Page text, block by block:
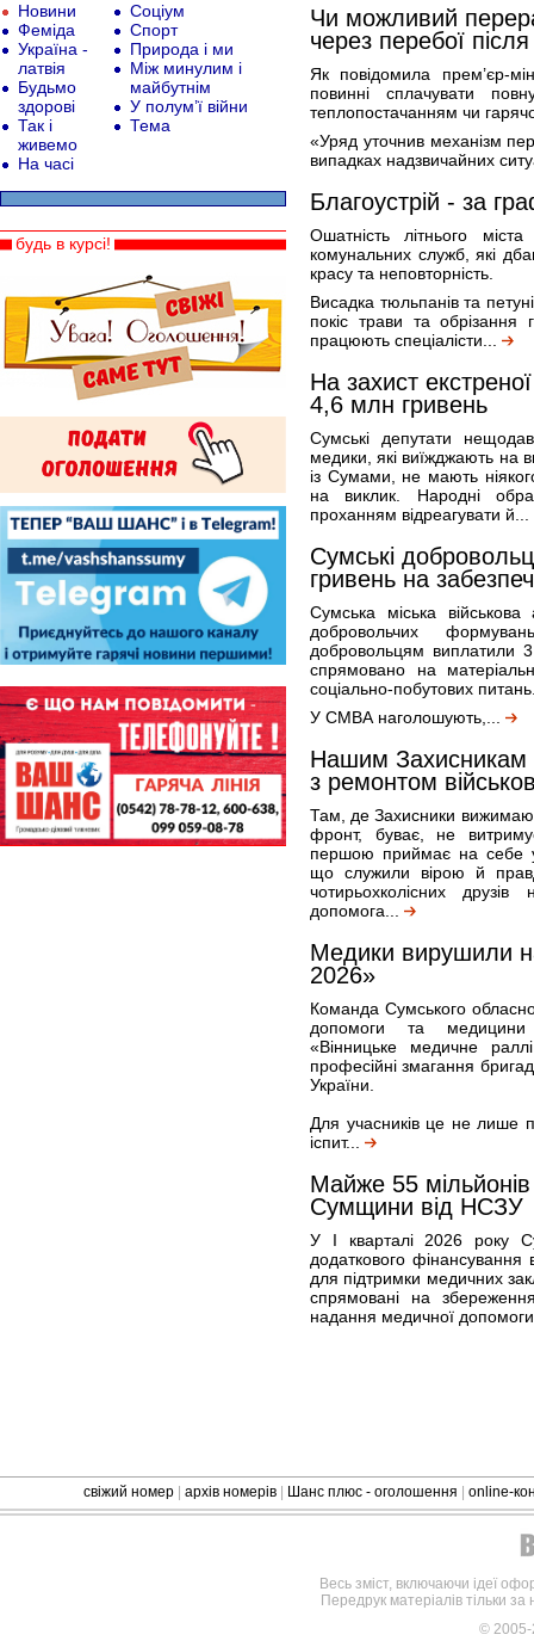
Чи можливий
через перебої після
Як повідомила прем’єр-
повинні сплачувати
теплопостачанням чи
«Уряд уточнив механізм
випадках надзвичайних
Благоустрій - за
Ошатність літнього
комунальних служб, які
красу та неповторність.
Висадка тюльпанів та
покіс трави та обрізання
працюють спеціалісти...
На захист
4,6 млн гривень
Сумські депутати
медики, які виїжджають на
із Сумами, не мають
на виклик. Народні
проханням відреагувати й...
Сумські
гривень на
Сумська міська військова
добровольчих
добровольцям виплатили
спрямовано на
соціально-побутових
У СМВА наголошують,...
Нашим Захисникам
з ремонтом
Там, де Захисники
фронт, буває, не
першою приймає на себе
що служили вірою й
чотирьохколісних
допомога...
Медики вирушили
2026»
Команда Сумського
допомоги та
«Вінницьке медичне
професійні змагання
України.
Для учасників це не лише
іспит...
Майже 55 мільйонів
Сумщини від НСЗУ
У І кварталі 2026 року
додаткового фінансування
для підтримки медичних
спрямовані на
надання медичної
Новини
Феміда
Україна -
латвія
Будьмо
здорові
Так і
живемо
На часі
Соціум
Спорт
Природа і ми
Між минулим і
майбутнім
У полум’ї війни
Тема
будь в курсі!
свіжий номер архів номерів Шанс плюс - оголошення online-
Весь зміст, включаючи ідеї
Передрук матеріалів тільки
©